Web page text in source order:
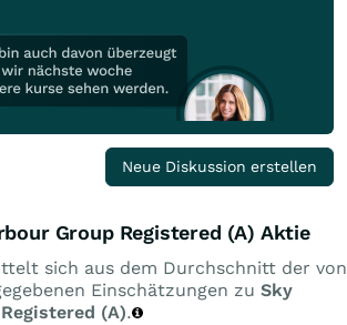
Neue Diskussion erstellen
Group Registered (A) Aktie
sich aus dem Durchschnitt der von
Einschätzungen zu Sky
(A).